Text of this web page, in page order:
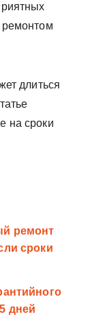
ремонтом
длиться
на сроки
ремонт
сроки
дней